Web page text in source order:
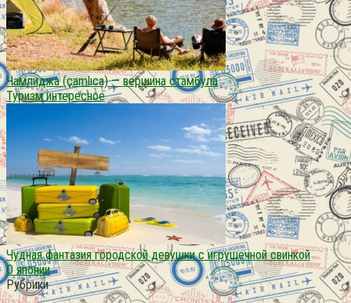
Чамлиджа (çamlıca) — вершина стамбула
Туризм интересное
Чудная фантазия городской девушки с игрушечной свинкой
О японии
Рубрики